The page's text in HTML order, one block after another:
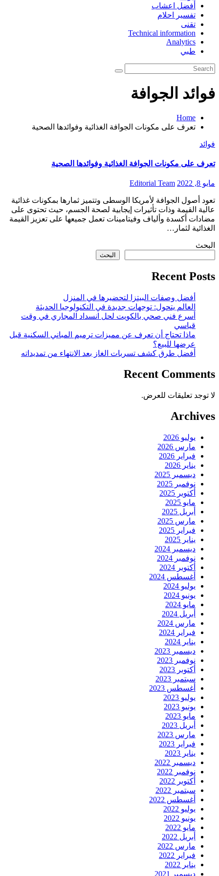
أفضل اعشاب
تفسير احلام
تقنى
Technical information
Analytics
طبي
فوائد الجوافة
Home
تعرف على مكونات الجوافة الغذائية وفوائدها الصحية
فوائد
تعرف على مكونات الجوافة الغذائية وفوائدها الصحية
مايو 8, 2022 Editorial Team
تعود أصول الجوافة لأمريكا الوسطى وتتميز ثمارها بمكونات غذائية
عالية القيمة وذات تأثيرات إيجابية لصحة الجسم، حيث تحتوى على
مضادات أكسدة وألياف وفيتامينات تعمل جميعها على تعزيز القيمة
الغذائية لثمار…
البحث
البحث
Recent Posts
أفضل وصفات البيتزا لتحضيرها في المنزل
العالم يتحول: توجهات جديدة في التكنولوجيا الحديثة
أسرع فني صحي بالكويت لحل انسداد المجاري في وقت
قياسي
ماذا تحتاج أن تعرف عن مميزات ترميم المباني السكنية قبل
عرضها للبيع؟
أفضل طرق كشف تسربات الغاز بعد الانتهاء من تمديداته
Recent Comments
لا توجد تعليقات للعرض.
Archives
يوليو 2026
مارس 2026
فبراير 2026
يناير 2026
ديسمبر 2025
نوفمبر 2025
أكتوبر 2025
مايو 2025
أبريل 2025
مارس 2025
فبراير 2025
يناير 2025
ديسمبر 2024
نوفمبر 2024
أكتوبر 2024
أغسطس 2024
يوليو 2024
يونيو 2024
مايو 2024
أبريل 2024
مارس 2024
فبراير 2024
يناير 2024
ديسمبر 2023
نوفمبر 2023
أكتوبر 2023
سبتمبر 2023
أغسطس 2023
يوليو 2023
يونيو 2023
مايو 2023
أبريل 2023
مارس 2023
فبراير 2023
يناير 2023
ديسمبر 2022
نوفمبر 2022
أكتوبر 2022
سبتمبر 2022
أغسطس 2022
يوليو 2022
يونيو 2022
مايو 2022
أبريل 2022
مارس 2022
فبراير 2022
يناير 2022
ديسمبر 2021